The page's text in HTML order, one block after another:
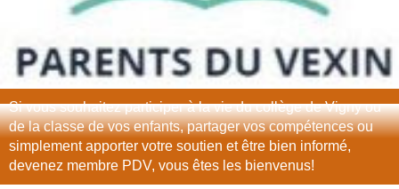
Si vous souhaitez participer à la vie du collège de Vigny ou
de la classe de vos enfants, partager vos compétences ou
simplement apporter votre soutien et être bien informé,
devenez membre PDV, vous êtes les bienvenus!